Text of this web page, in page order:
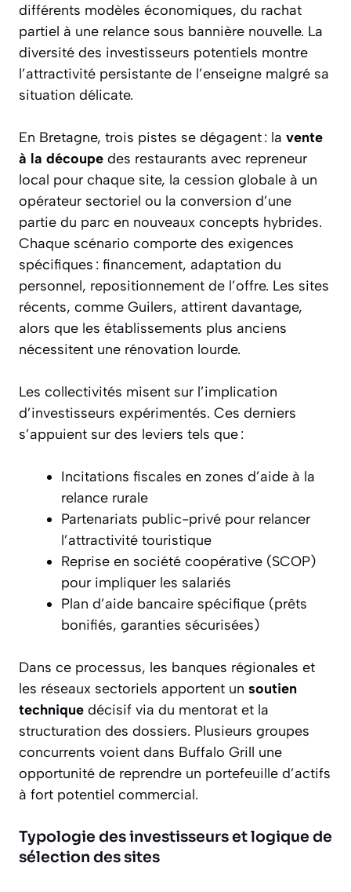
différents modèles économiques, du rachat
partiel à une relance sous bannière nouvelle. La
diversité des investisseurs potentiels montre
l’attractivité persistante de l’enseigne malgré sa
situation délicate.
En Bretagne, trois pistes se dégagent : la vente
à la découpe des restaurants avec repreneur
local pour chaque site, la cession globale à un
opérateur sectoriel ou la conversion d’une
partie du parc en nouveaux concepts hybrides.
Chaque scénario comporte des exigences
spécifiques : financement, adaptation du
personnel, repositionnement de l’offre. Les sites
récents, comme Guilers, attirent davantage,
alors que les établissements plus anciens
nécessitent une rénovation lourde.
Les collectivités misent sur l’implication
d’investisseurs expérimentés. Ces derniers
s’appuient sur des leviers tels que :
Incitations fiscales en zones d’aide à la
relance rurale
Partenariats public-privé pour relancer
l’attractivité touristique
Reprise en société coopérative (SCOP)
pour impliquer les salariés
Plan d’aide bancaire spécifique (prêts
bonifiés, garanties sécurisées)
Dans ce processus, les banques régionales et
les réseaux sectoriels apportent un soutien
technique décisif via du mentorat et la
structuration des dossiers. Plusieurs groupes
concurrents voient dans Buffalo Grill une
opportunité de reprendre un portefeuille d’actifs
à fort potentiel commercial.
Typologie des investisseurs et logique de
sélection des sites